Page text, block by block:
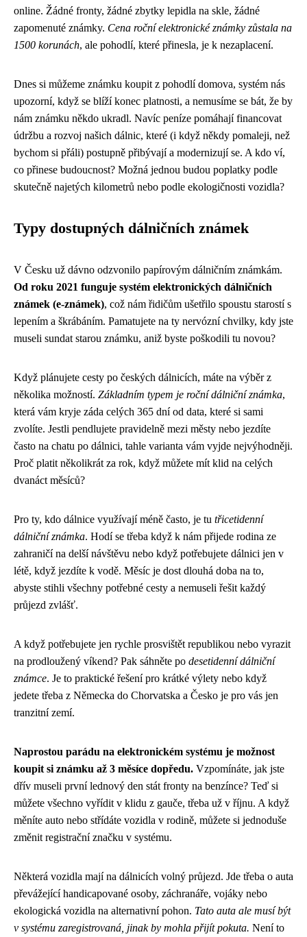
online. Žádné fronty, žádné zbytky lepidla na skle, žádné
zapomenuté známky. Cena roční elektronické známky zůstala na
1500 korunách, ale pohodlí, které přinesla, je k nezaplacení.
Dnes si můžeme známku koupit z pohodlí domova, systém nás
upozorní, když se blíží konec platnosti, a nemusíme se bát, že by
nám známku někdo ukradl. Navíc peníze pomáhají financovat
údržbu a rozvoj našich dálnic, které (i když někdy pomaleji, než
bychom si přáli) postupně přibývají a modernizují se. A kdo ví,
co přinese budoucnost? Možná jednou budou poplatky podle
skutečně najetých kilometrů nebo podle ekologičnosti vozidla?
Typy dostupných dálničních známek
V Česku už dávno odzvonilo papírovým dálničním známkám.
Od roku 2021 funguje systém elektronických dálničních
známek (e-známek), což nám řidičům ušetřilo spoustu starostí s
lepením a škrábáním. Pamatujete na ty nervózní chvilky, kdy jste
museli sundat starou známku, aniž byste poškodili tu novou?
Když plánujete cesty po českých dálnicích, máte na výběr z
několika možností. Základním typem je roční dálniční známka,
která vám kryje záda celých 365 dní od data, které si sami
zvolíte. Jestli pendlujete pravidelně mezi městy nebo jezdíte
často na chatu po dálnici, tahle varianta vám vyjde nejvýhodněji.
Proč platit několikrát za rok, když můžete mít klid na celých
dvanáct měsíců?
Pro ty, kdo dálnice využívají méně často, je tu třicetidenní
dálniční známka. Hodí se třeba když k nám přijede rodina ze
zahraničí na delší návštěvu nebo když potřebujete dálnici jen v
létě, když jezdíte k vodě. Měsíc je dost dlouhá doba na to,
abyste stihli všechny potřebné cesty a nemuseli řešit každý
průjezd zvlášť.
A když potřebujete jen rychle prosvištět republikou nebo vyrazit
na prodloužený víkend? Pak sáhněte po desetidenní dálniční
známce. Je to praktické řešení pro krátké výlety nebo když
jedete třeba z Německa do Chorvatska a Česko je pro vás jen
tranzitní zemí.
Naprostou parádu na elektronickém systému je možnost
koupit si známku až 3 měsíce dopředu. Vzpomínáte, jak jste
dřív museli první lednový den stát fronty na benzínce? Teď si
můžete všechno vyřídit v klidu z gauče, třeba už v říjnu. A když
měníte auto nebo střídáte vozidla v rodině, můžete si jednoduše
změnit registrační značku v systému.
Některá vozidla mají na dálnicích volný průjezd. Jde třeba o auta
převážející handicapované osoby, záchranáře, vojáky nebo
ekologická vozidla na alternativní pohon. Tato auta ale musí být
v systému zaregistrovaná, jinak by mohla přijít pokuta. Není to